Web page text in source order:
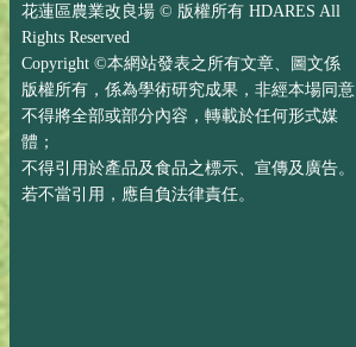
花蓮區農業改良場 © 版權所有 HDARES All
Rights Reserved
Copyright ©本網站發表之所有文章、圖文係
版權所有，係為學術研究成果，非經本場同意
不得將全部或部分內容，轉載於任何形式媒
體；
不得引用於產品及食品之標示、宣傳及廣告。
若不當引用，應自負法律責任。